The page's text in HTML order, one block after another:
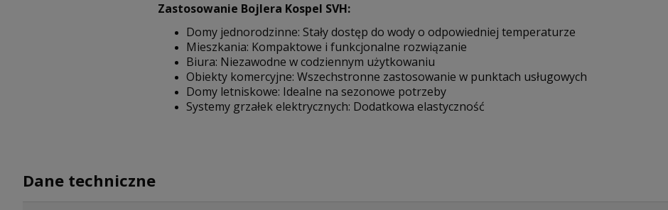
Zastosowanie Bojlera Kospel SVH:
Domy jednorodzinne: Stały dostęp do wody o odpowiedniej temperaturze
Mieszkania: Kompaktowe i funkcjonalne rozwiązanie
Biura: Niezawodne w codziennym użytkowaniu
Obiekty komercyjne: Wszechstronne zastosowanie w punktach usługowych
Domy letniskowe: Idealne na sezonowe potrzeby
Systemy grzałek elektrycznych: Dodatkowa elastyczność
Dane techniczne